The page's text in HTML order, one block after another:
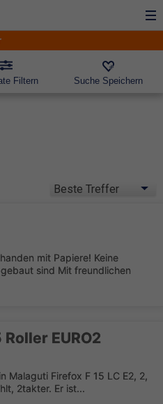
Filtern Suche Speichern
mit Papiere! Keine
sind Mit freundlichen
EURO2
Malaguti Firefox F 15 LC E2, 2,
2takter. Er ist...